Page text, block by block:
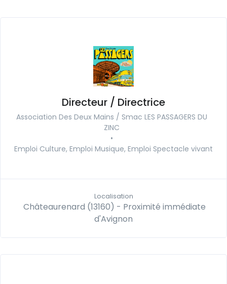
Directeur / Directrice
Association Des Deux Mains / Smac LES PASSAGERS DU
ZINC
•
Emploi Culture, Emploi Musique, Emploi Spectacle vivant
Localisation
Châteaurenard (13160) - Proximité immédiate
d'Avignon